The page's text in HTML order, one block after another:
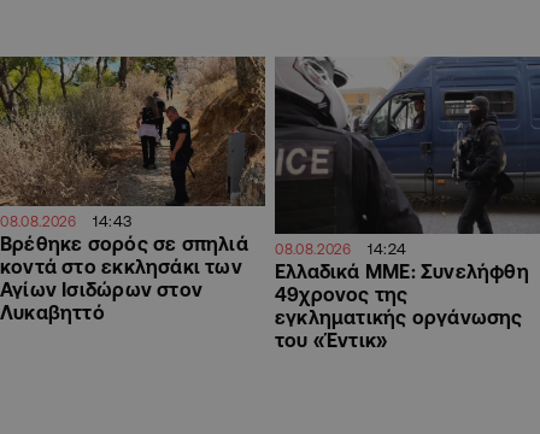
08.08.2026 14:43
Βρέθηκε σορός σε σπηλιά
κοντά στο εκκλησάκι των
Αγίων Ισιδώρων στον
Λυκαβηττό
08.08.2026 14:24
Ελλαδικά ΜΜΕ: Συνελήφθη
49χρονος της
εγκληματικής οργάνωσης
του «Έντικ»